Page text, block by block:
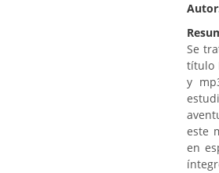
Se
título
y
este
en